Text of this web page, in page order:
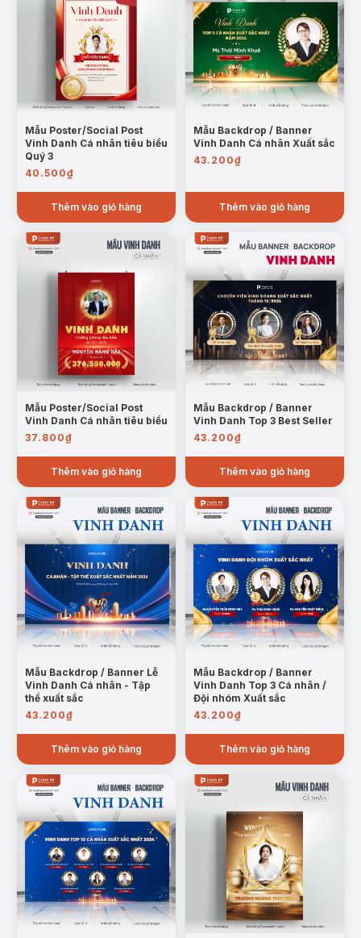
Mẫu Poster/Social Post
Vinh Danh Cá nhân tiêu biểu
Quý 3
40.500₫
Thêm vào giỏ hàng
Mẫu Backdrop / Banner
Vinh Danh Cá nhân Xuất sắc
43.200₫
Thêm vào giỏ hàng
Mẫu Poster/Social Post
Vinh Danh Cá nhân tiêu biểu
37.800₫
Thêm vào giỏ hàng
Mẫu Backdrop / Banner
Vinh Danh Top 3 Best Seller
43.200₫
Thêm vào giỏ hàng
Mẫu Backdrop / Banner Lễ
Vinh Danh Cá nhân - Tập
thể xuất sắc
43.200₫
Thêm vào giỏ hàng
Mẫu Backdrop / Banner
Vinh Danh Top 3 Cá nhân /
Đội nhóm Xuất sắc
43.200₫
Thêm vào giỏ hàng